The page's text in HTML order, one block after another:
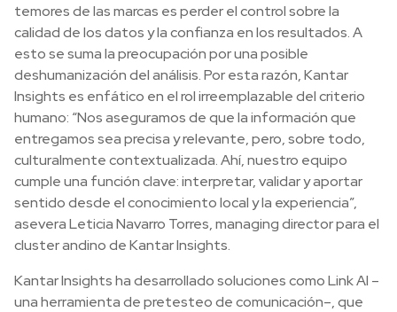
temores de las marcas es perder el control sobre la
calidad de los datos y la confianza en los resultados. A
esto se suma la preocupación por una posible
deshumanización del análisis. Por esta razón, Kantar
Insights es enfático en el rol irreemplazable del criterio
humano: “Nos aseguramos de que la información que
entregamos sea precisa y relevante, pero, sobre todo,
culturalmente contextualizada. Ahí, nuestro equipo
cumple una función clave: interpretar, validar y aportar
sentido desde el conocimiento local y la experiencia”,
asevera Leticia Navarro Torres, managing director para el
cluster andino de Kantar Insights.
Kantar Insights ha desarrollado soluciones como Link AI –
una herramienta de pretesteo de comunicación–, que